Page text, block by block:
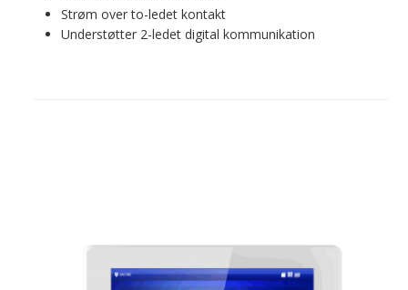
Strøm over to-ledet kontakt
Understøtter 2-ledet digital kommunikation